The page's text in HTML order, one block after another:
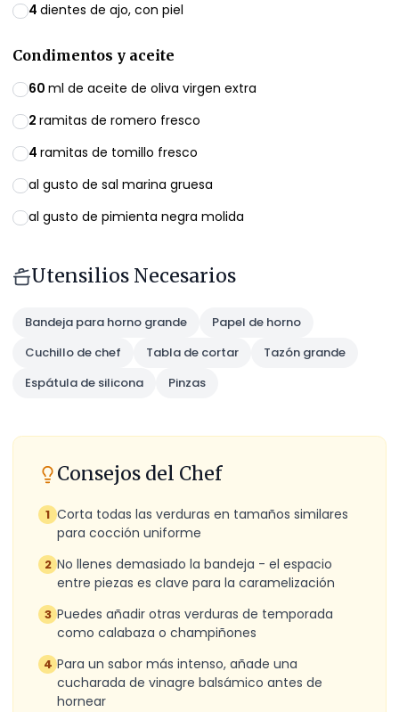
4 dientes de ajo, con piel
Condimentos y aceite
60 ml de aceite de oliva virgen extra
2 ramitas de romero fresco
4 ramitas de tomillo fresco
al gusto de sal marina gruesa
al gusto de pimienta negra molida
Utensilios Necesarios
Bandeja para horno grande
Papel de horno
Cuchillo de chef
Tabla de cortar
Tazón grande
Espátula de silicona
Pinzas
Consejos del Chef
1 Corta todas las verduras en tamaños similares
para cocción uniforme
2 No llenes demasiado la bandeja - el espacio
entre piezas es clave para la caramelización
3 Puedes añadir otras verduras de temporada
como calabaza o champiñones
4 Para un sabor más intenso, añade una
cucharada de vinagre balsámico antes de
hornear